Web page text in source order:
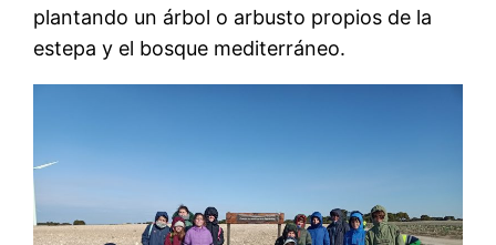
plantando un árbol o arbusto propios de la
estepa y el bosque mediterráneo.